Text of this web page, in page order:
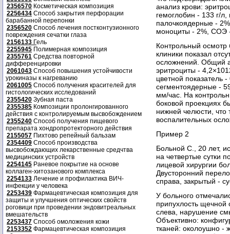
2356570 Косметическая композиция
2256434 Способ закрытия перфорации
барабанной перепонки
2356520 Способ лечения постконтузионного
повреждения сечатки глаза
2156133 Гель
2255945 Полимерная композиция
2355761 Средства повторной
дифференцировки
2061043 Способ повышения устойчивости
урокиназы к нагреванию
2061005 Способ получения красителей для
гистологических исследований
2355420 Зубная паста
2355385 Композиции пролонгированного
действия с контролируемым высвобождением
2355240 Способ получения пищевого
препарата хондропротекторного действия
2155057 Пихтово репейный бальзам
2354409 Способ производства
высвобождающих лекарственные средчтва
медицинских устройств
2254145 Раневое покрытие на основе
коллаген-хитозанового комплекса
2254133 Лечение и профилактика ВИЧ-
инфекции у человека
2253439 Фармацевтическая композиция для
защиты и улучшения оптических свойств
роговици при проведении эндовитреальных
вмешательств
2253437 Способ омоложения кожи
2153352 Фармацевтическая композиция
анализ крови:
гемоглобин - 133 г/
палочкоядерные -
моноциты - 2%, СОЭ
Контрольный осмотр
клиники показал
осложнений. Общий
эритроциты -
цветной показатель
сегментоядерные -
мм/час. На
боковой проекциях
нижней челюсти, что
воспалительных
Пример 2
Больной С., 20 лет,
на четвертые сутки
лицевой хирургии
Двусторонний
справа, закрытый -
У больного
припухлость щечной
слева, нарушение
Объективно:
тканей: околоушно -